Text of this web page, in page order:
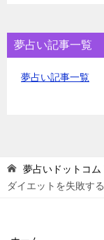
夢占い記事一覧
夢占い記事一覧
夢占いドットコム
ダイエットを失敗す